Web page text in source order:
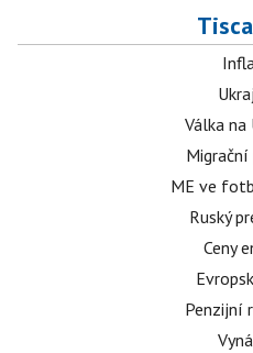
Válka na
ME ve
Ruský
Ceny
Penzijní